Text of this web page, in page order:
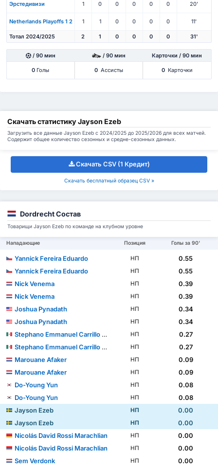
Эрстедивизи 1 0 0 0 0 0 20'
Netherlands Playoffs 1 2 1 1 0 0 0 0 11'
Тотал 2024/2025 2 1 0 0 0 0 31'
/ 90 мин / 90 мин Карточки / 90 мин
0 Голы 0 Ассисты 0 Карточки
Скачать статистику Jayson Ezeb
Загрузить все данные Jayson Ezeb с 2024/2025 до 2025/2026 для всех матчей.
Содержит общее количество сезонных и средне-сезонных данных.
Скачать CSV (1 Кредит)
Скачать бесплатный образец CSV »
Dordrecht Состав
Товарищи Jayson Ezeb по команде на клубном уровне
Нападающие Позиция Голы за 90'
Yannick Fereira Eduardo НП
0.55
Yannick Fereira Eduardo
НП
0.55
Nick Venema
НП
0.39
Nick Venema
НП
0.39
Joshua Pynadath
НП
0.34
Joshua Pynadath
НП
0.34
Stephano Emmanuel Carrillo Calderón
НП
0.27
Stephano Emmanuel Carrillo Calderón
НП
0.27
Marouane Afaker
НП
0.09
Marouane Afaker
НП
0.09
Do-Young Yun
НП
0.08
Do-Young Yun
НП
0.08
Jayson Ezeb
НП
0.00
Jayson Ezeb
НП
0.00
Nicolás David Rossi Marachlian
НП
0.00
Nicolás David Rossi Marachlian
НП
0.00
Sem Verdonk
НП
0.00